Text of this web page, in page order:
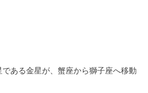
ある金星が、蟹座から獅子座へ移動